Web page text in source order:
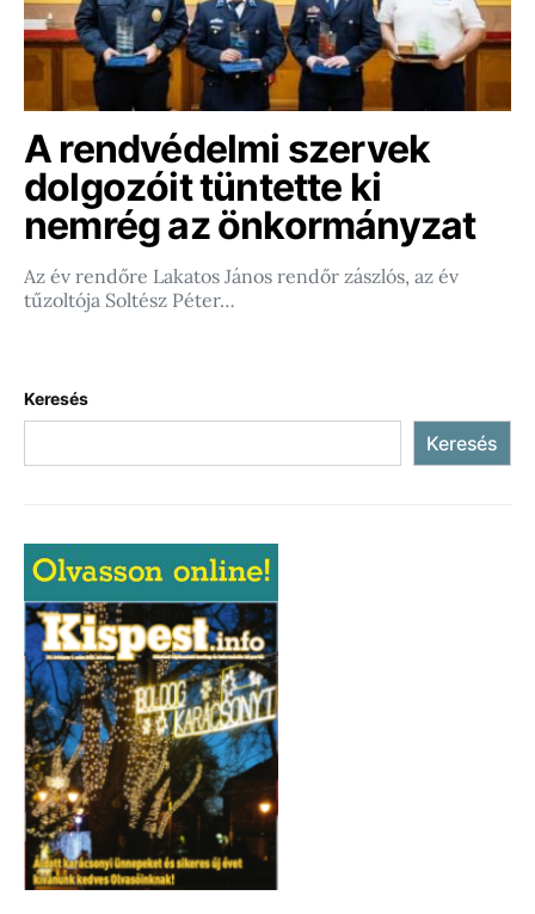
A rendvédelmi szervek
dolgozóit tüntette ki
nemrég az önkormányzat
Az év rendőre Lakatos János rendőr zászlós, az év
tűzoltója Soltész Péter…
Keresés
Keresés